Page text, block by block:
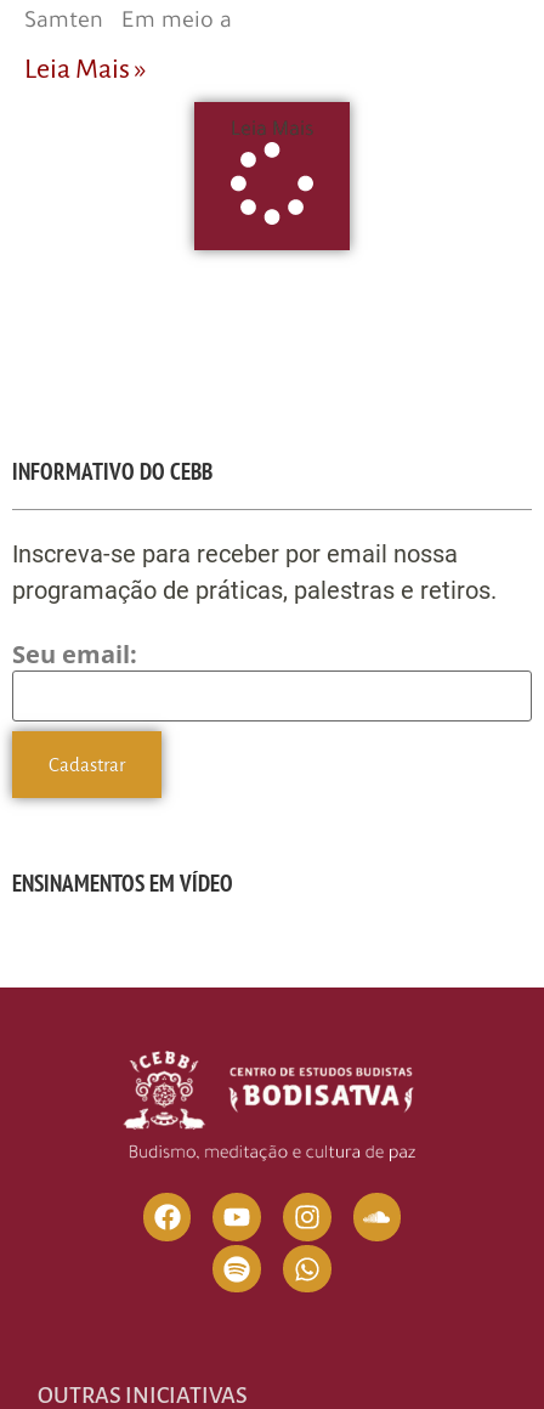
Samten Em meio a
Leia Mais »
Leia Mais
INFORMATIVO DO CEBB
Inscreva-se para receber por email nossa
programação de práticas, palestras e retiros.
Seu email:
ENSINAMENTOS EM VÍDEO
OUTRAS INICIATIVAS